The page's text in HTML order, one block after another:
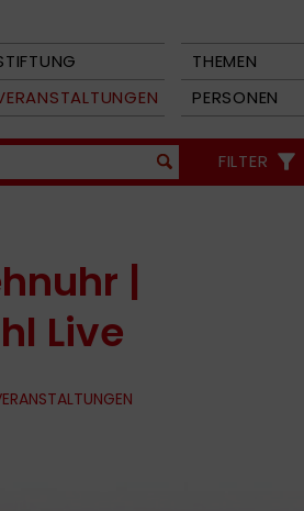
THEMEN
PERSONEN
FILTER
|
Live